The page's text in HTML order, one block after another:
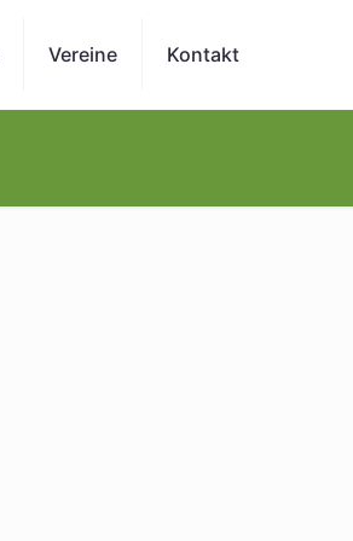
Vereine Kontakt